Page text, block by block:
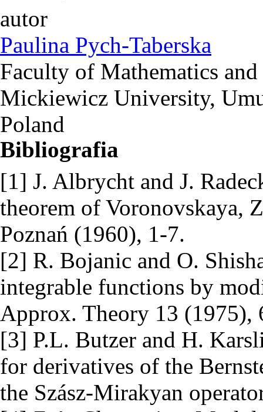
autor
Paulina Pych-Taberska
Faculty of Mathematics
Mickiewicz University,
Poland
Bibliografia
[1] J. Albrycht and J.
theorem of Voronovskaya,
Poznań (1960), 1-7.
[2] R. Bojanic and O.
integrable functions by
Approx. Theory 13 (1975),
[3] P.L. Butzer and H.
for derivatives of the
the Szász-Mirakyan